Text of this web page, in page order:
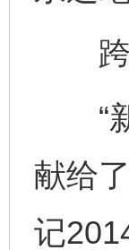
跨
“新
献给
记